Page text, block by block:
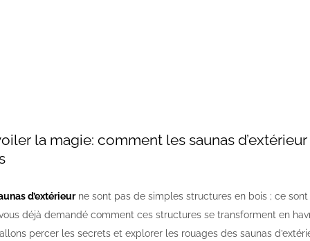
la magie: comment les saunas
d’extérieurne sont pas de simples structures en bois ; ce
déjà demandé comment ces structures se transforment en
percer les secrets et explorer les rouages des saunas